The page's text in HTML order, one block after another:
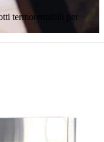
termoretraibili per